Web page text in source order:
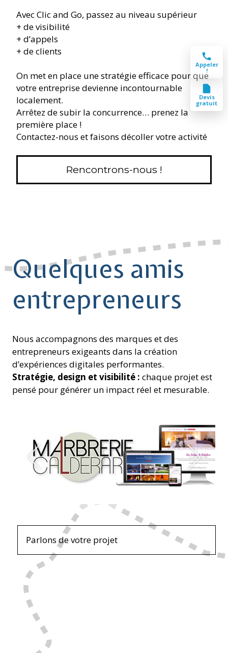
Avec Clic and Go, passez au niveau supérieur
+ de visibilité
+ d’appels
+ de clients
On met en place une stratégie efficace pour que
votre entreprise devienne incontournable
localement.
Arrêtez de subir la concurrence… prenez la
première place !
Contactez-nous et faisons décoller votre activité
Rencontrons-nous !
Quelques amis
entrepreneurs
Nous accompagnons des marques et des
entrepreneurs exigeants dans la création
d’expériences digitales performantes.
Stratégie, design et visibilité : chaque projet est
pensé pour générer un impact réel et mesurable.
Parlons de votre projet
Appeler
!
Devis
gratuit